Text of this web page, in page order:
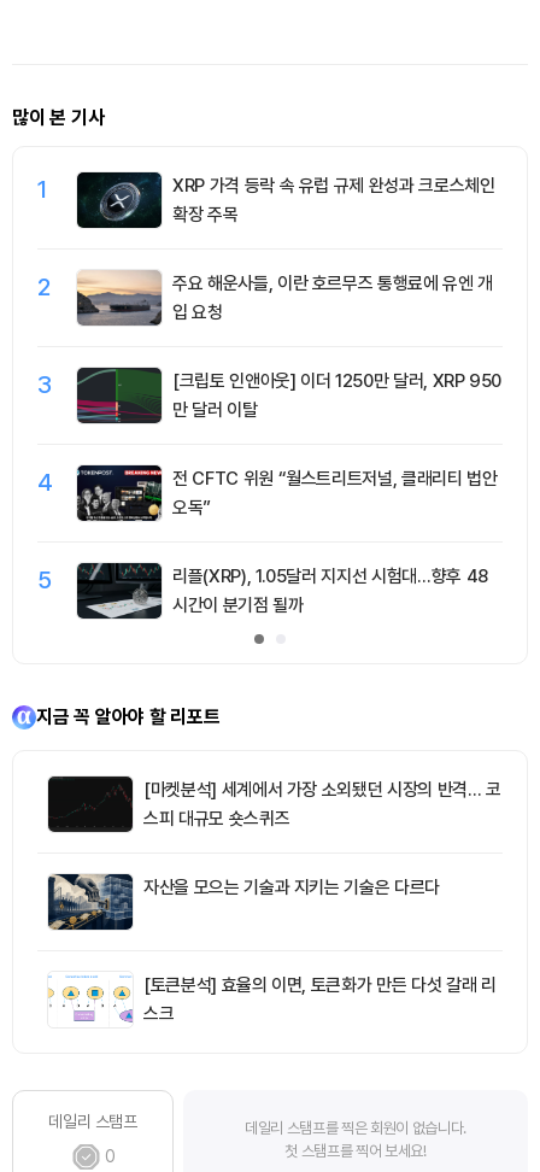
많이 본 기사
1
XRP 가격 등락 속 유럽 규제 완성과 크로스체인
확장 주목
2
주요 해운사들, 이란 호르무즈 통행료에 유엔 개
입 요청
3
[크립토 인앤아웃] 이더 1250만 달러, XRP 950
만 달러 이탈
4
전 CFTC 위원 “월스트리트저널, 클래리티 법안
오독”
5
리플(XRP), 1.05달러 지지선 시험대…향후 48
시간이 분기점 될까
지금 꼭 알아야 할 리포트
[마켓분석] 세계에서 가장 소외됐던 시장의 반격… 코
스피 대규모 숏스퀴즈
자산을 모으는 기술과 지키는 기술은 다르다
[토큰분석] 효율의 이면, 토큰화가 만든 다섯 갈래 리
스크
데일리 스탬프
0
데일리 스탬프를 찍은 회원이 없습니다.
첫 스탬프를 찍어 보세요!